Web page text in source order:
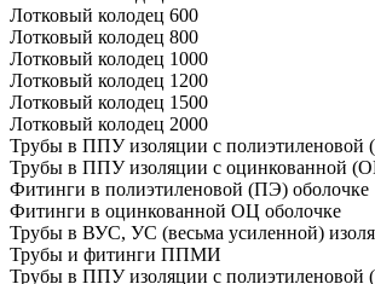
Лотковый колодец 600
Лотковый колодец 800
Лотковый колодец 1000
Лотковый колодец 1200
Лотковый колодец 1500
Лотковый колодец 2000
Трубы в ППУ изоляции с полиэтиленовой
Трубы в ППУ изоляции с оцинкованной
Фитинги в полиэтиленовой (ПЭ) оболочке
Фитинги в оцинкованной ОЦ оболочке
Трубы в ВУС, УС (весьма усиленной)
Трубы и фитинги ППМИ
Трубы в ППУ изоляции с полиэтиленовой